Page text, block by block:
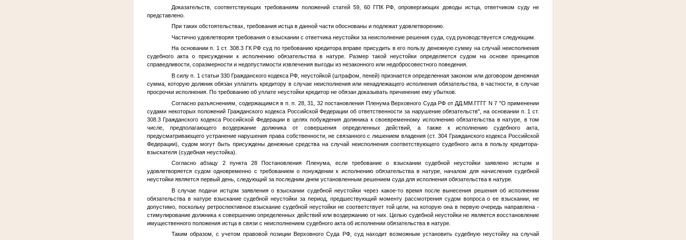
Доказательств, соответствующих требованиям положений статей 59, 60 ГПК РФ, опровергающих доводы истца, ответчиком суду не
представлено.
При таких обстоятельствах, требования истца в данной части обоснованы и подлежат удовлетворению.
Частично удовлетворяя требования о взыскании с ответчика неустойки за неисполнение решения суда, суд руководствуется следующим.
На основании п. 1 ст. 308.3 ГК РФ суд по требованию кредитора вправе присудить в его пользу денежную сумму на случай неисполнения
судебного акта о присуждении к исполнению обязательства в натуре. Размер такой неустойки определяется судом на основе принципов
справедливости, соразмерности и недопустимости извлечения выгоды из незаконного или недобросовестного поведения.
В силу п. 1 статьи 330 Гражданского кодекса РФ, неустойкой (штрафом, пеней) признается определенная законом или договором денежная
сумма, которую должник обязан уплатить кредитору в случае неисполнения или ненадлежащего исполнения обязательства, в частности, в случае
просрочки исполнения. По требованию об уплате неустойки кредитор не обязан доказывать причинение ему убытков.
Согласно разъяснениям, содержащимся в п. п. 28, 31, 32 постановления Пленума Верховного Суда РФ от ДД.ММ.ГГГГ N 7 "О применении
судами некоторых положений Гражданского кодекса Российской Федерации об ответственности за нарушение обязательств", на основании п. 1 ст.
308.3 Гражданского кодекса Российской Федерации в целях побуждения должника к своевременному исполнению обязательства в натуре, в том
числе, предполагающего воздержание должника от совершения определенных действий, а также к исполнению судебного акта,
предусматривающего устранение нарушения права собственности, не связанного с лишением владения (ст. 304 Гражданского кодекса Российской
Федерации), судом могут быть присуждены денежные средства на случай неисполнения соответствующего судебного акта в пользу кредитора-
взыскателя (судебная неустойка).
Согласно абзацу 2 пункта 28 Постановления Пленума, если требование о взыскании судебной неустойки заявлено истцом и
удовлетворяется судом одновременно с требованием о понуждении к исполнению обязательства в натуре, началом для начисления судебной
неустойки является первый день, следующий за последним днем установленным решением суда для исполнения обязательства в натуре.
В случае подачи истцом заявления о взыскании судебной неустойки через какое-то время после вынесения решения об исполнении
обязательства в натуре взыскание судебной неустойки за период, предшествующий моменту рассмотрения судом вопроса о ее взыскании, не
допустимо, поскольку ретроспективное взыскание судебной неустойки не соответствует той цели, на которую она в первую очередь направлена -
стимулирование должника к совершению определенных действий или воздержанию от них. Целью судебной неустойки не является восстановление
имущественного положения истца в связи с неисполнением судебного акта об исполнении обязательства в натуре.
Таким образом, с учетом правовой позиции Верховного Суда РФ, суд находит возможным установить судебную неустойку на случай